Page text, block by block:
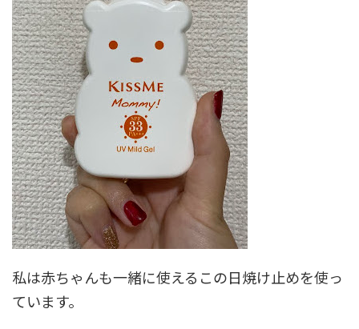
私は赤ちゃんも一緒に使えるこの日焼け止めを使っ
ています。